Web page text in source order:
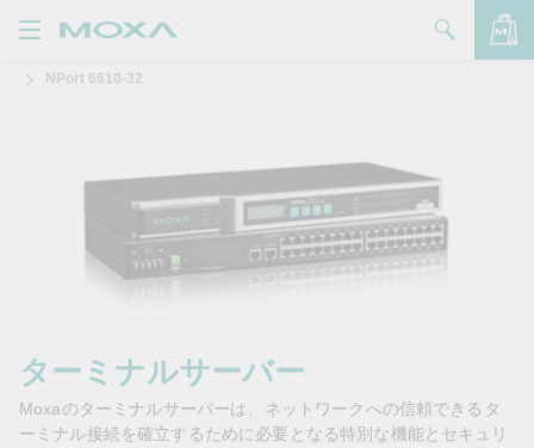
品
問い合わせ
ートナー・ゾーン
NPort 6610-32
ターミナルサーバー
Moxaのターミナルサーバーは、ネットワークへの信頼できるタ
ーミナル接続を確立するために必要となる特別な機能とセキュリ